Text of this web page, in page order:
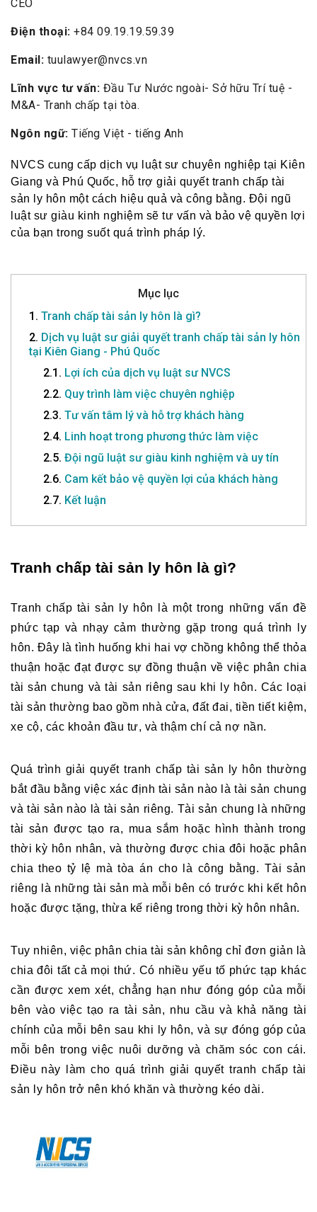
CEO
Điện thoại: +84 09.19.19.59.39
Email: tuulawyer@nvcs.vn
Lĩnh vực tư vấn: Đầu Tư Nước ngoài- Sở hữu Trí tuệ -
M&A- Tranh chấp tại tòa.
Ngôn ngữ: Tiếng Việt - tiếng Anh
NVCS cung cấp dịch vụ luật sư chuyên nghiệp tại Kiên
Giang và Phú Quốc, hỗ trợ giải quyết tranh chấp tài
sản ly hôn một cách hiệu quả và công bằng. Đội ngũ
luật sư giàu kinh nghiệm sẽ tư vấn và bảo vệ quyền lợi
của bạn trong suốt quá trình pháp lý.
Mục lục
1. Tranh chấp tài sản ly hôn là gì?
2. Dịch vụ luật sư giải quyết tranh chấp tài sản ly hôn
tại Kiên Giang - Phú Quốc
2.1. Lợi ích của dịch vụ luật sư NVCS
2.2. Quy trình làm việc chuyên nghiệp
2.3. Tư vấn tâm lý và hỗ trợ khách hàng
2.4. Linh hoạt trong phương thức làm việc
2.5. Đội ngũ luật sư giàu kinh nghiệm và uy tín
2.6. Cam kết bảo vệ quyền lợi của khách hàng
2.7. Kết luận
Tranh chấp tài sản ly hôn là gì?
Tranh chấp tài sản ly hôn là một trong những vấn đề
phức tạp và nhạy cảm thường gặp trong quá trình ly
hôn. Đây là tình huống khi hai vợ chồng không thể thỏa
thuận hoặc đạt được sự đồng thuận về việc phân chia
tài sản chung và tài sản riêng sau khi ly hôn. Các loại
tài sản thường bao gồm nhà cửa, đất đai, tiền tiết kiệm,
xe cộ, các khoản đầu tư, và thậm chí cả nợ nần.
Quá trình giải quyết tranh chấp tài sản ly hôn thường
bắt đầu bằng việc xác định tài sản nào là tài sản chung
và tài sản nào là tài sản riêng. Tài sản chung là những
tài sản được tạo ra, mua sắm hoặc hình thành trong
thời kỳ hôn nhân, và thường được chia đôi hoặc phân
chia theo tỷ lệ mà tòa án cho là công bằng. Tài sản
riêng là những tài sản mà mỗi bên có trước khi kết hôn
hoặc được tặng, thừa kế riêng trong thời kỳ hôn nhân.
Tuy nhiên, việc phân chia tài sản không chỉ đơn giản là
chia đôi tất cả mọi thứ. Có nhiều yếu tố phức tạp khác
cần được xem xét, chẳng hạn như đóng góp của mỗi
bên vào việc tạo ra tài sản, nhu cầu và khả năng tài
chính của mỗi bên sau khi ly hôn, và sự đóng góp của
mỗi bên trong việc nuôi dưỡng và chăm sóc con cái.
Điều này làm cho quá trình giải quyết tranh chấp tài
sản ly hôn trở nên khó khăn và thường kéo dài.